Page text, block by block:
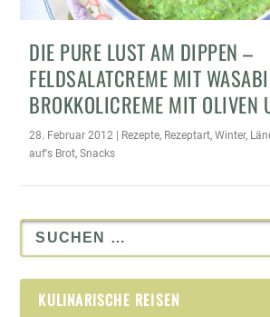
DIE PURE LUST AM DIPPEN –
FELDSALATCREME MIT
BROKKOLICREME MIT OLIVEN
28. Februar 2012 | Rezepte, Rezeptart,Winter,
auf's Brot,Snacks
KULINARISCHE REISEN